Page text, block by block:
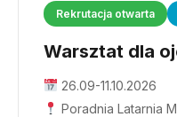
Rekrutacja otwarta
Warsztat dla
26.09-11.10.2026
Poradnia Latarnia